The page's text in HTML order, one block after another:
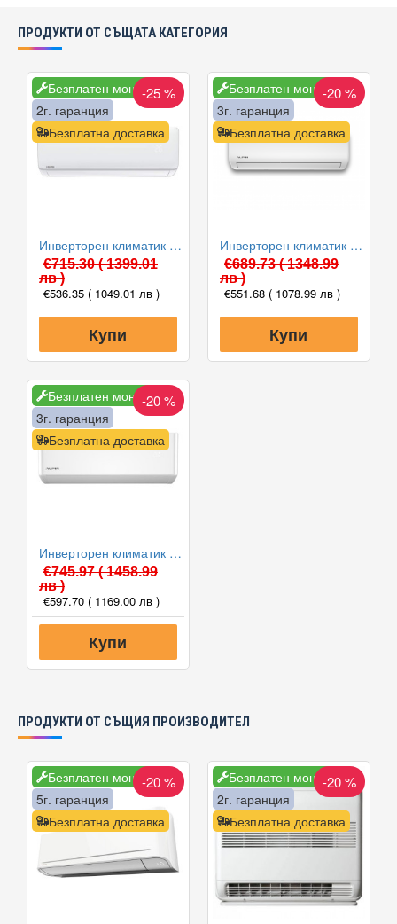
ПРОДУКТИ ОТ СЪЩАТА КАТЕГОРИЯ
Безплатен монтаж
Безплатна доставка
2г. гаранция
-25 %
Инверторен климатик Crown CIT-12FO62AS, 12 000 BTU, Клас A++
€715.30( 1399.01
лв )
€536.35 ( 1049.01 лв )
Купи
Безплатен монтаж
Безплатна доставка
3г. гаранция
-20 %
Инверторен климатик Alpin ASW-35ETE, Elite, WIFI, 12000 BTU, Клас А++
€689.73( 1348.99
лв )
€551.68 ( 1078.99 лв )
Купи
Безплатен монтаж
Безплатна доставка
3г. гаранция
-20 %
Инверторен климатик Alpin ASW-35PTT Pro, WIFI, 12000 BTU, Клас А++
€745.97( 1458.99
лв )
€597.70 ( 1169.00 лв )
Купи
ПРОДУКТИ ОТ СЪЩИЯ ПРОИЗВОДИТЕЛ
Безплатен монтаж
Безплатна доставка
5г. гаранция
-20 % Безплатен монтаж
Безплатна доставка
5г. гаранция
2г. гаранция
-20 %